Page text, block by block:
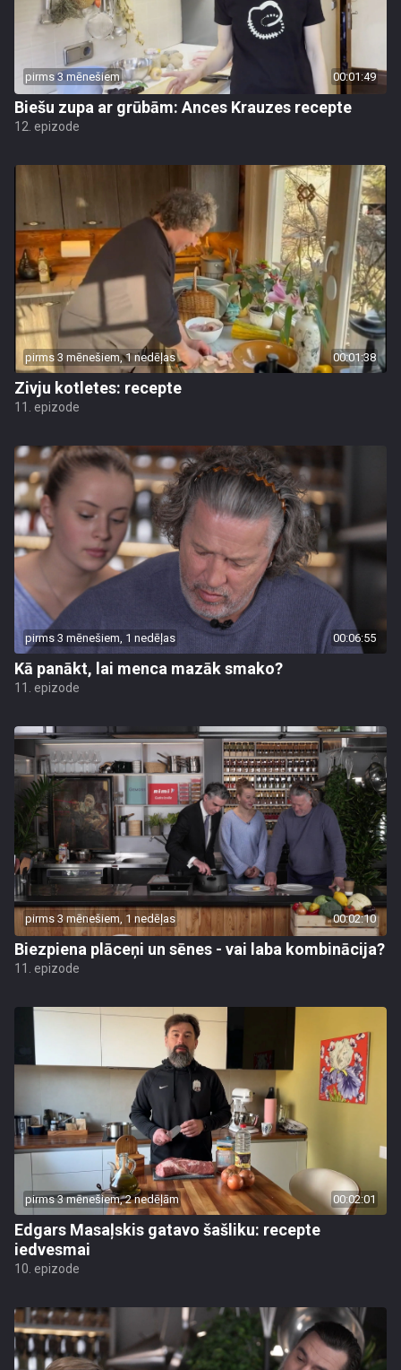
pirms 3 mēnešiem 00:01:49
Biešu zupa ar grūbām: Ances Krauzes recepte
12. epizode
pirms 3 mēnešiem, 1 nedēļas 00:01:38
Zivju kotletes: recepte
11. epizode
pirms 3 mēnešiem, 1 nedēļas 00:06:55
Kā panākt, lai menca mazāk smako?
11. epizode
pirms 3 mēnešiem, 1 nedēļas 00:02:10
Biezpiena plāceņi un sēnes - vai laba kombinācija?
11. epizode
pirms 3 mēnešiem, 2 nedēļām 00:02:01
Edgars Masaļskis gatavo šašliku: recepte
iedvesmai
10. epizode